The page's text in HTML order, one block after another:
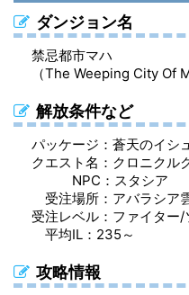
ダンジョン名
禁忌都市マハ
（The Weeping City Of
解放条件など
パッケージ：蒼天のイシ
クエスト名：クロニクル
NPC：スタシア
受注場所：アバラシア
受注レベル：ファイター
平均IL：235～
攻略情報